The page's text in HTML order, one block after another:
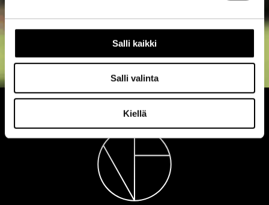
Salli kaikki
Salli valinta
Kiellä